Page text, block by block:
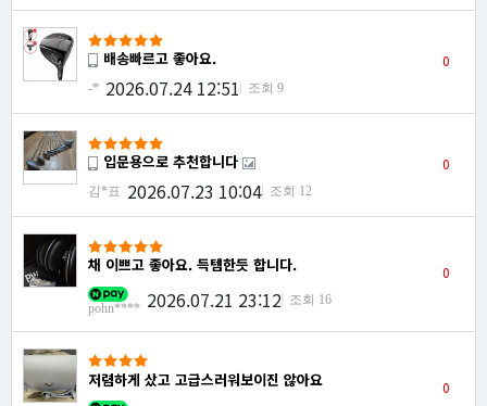
배송빠르고 좋아요.
-* 2026.07.24 12:51 조회 9
0
입문용으로 추천합니다
김*표 2026.07.23 10:04 조회 12
0
채 이쁘고 좋아요. 득템한듯 합니다.
pohn**** 2026.07.21 23:12 조회 16
0
저렴하게 샀고 고급스러워보이진 않아요 0